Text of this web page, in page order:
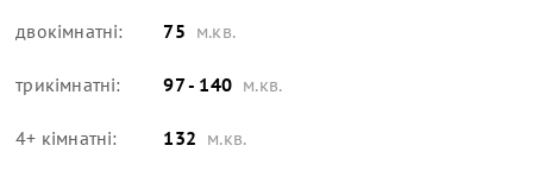
двокімнатні: 75 м.кв.
трикімнатні: 97 - 140 м.кв.
4+ кімнатні: 132 м.кв.